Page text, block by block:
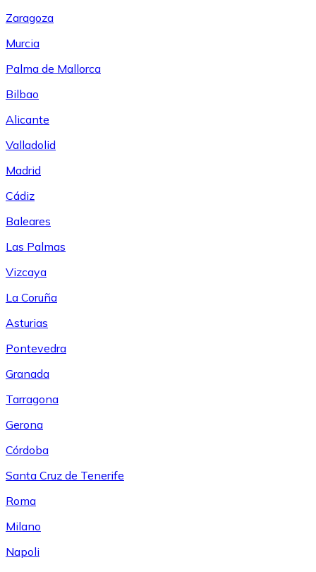
Zaragoza
Murcia
Palma de Mallorca
Bilbao
Alicante
Valladolid
Madrid
Cádiz
Baleares
Las Palmas
Vizcaya
La Coruña
Asturias
Pontevedra
Granada
Tarragona
Gerona
Córdoba
Santa Cruz de Tenerife
Roma
Milano
Napoli